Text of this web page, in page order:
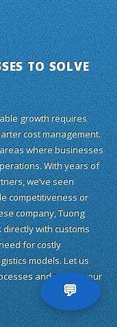
TO SOLVE
growth requires
cost management.
where businesses
With years of
we’ve seen
competitiveness or
company, Tuong
with customs
for costly
models. Let us
and regain your
💬